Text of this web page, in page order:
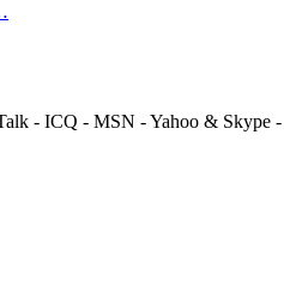
- ICQ - MSN - Yahoo &